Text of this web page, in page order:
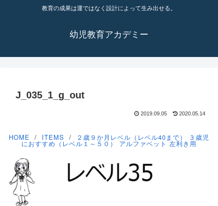
教育の成果は運ではなく設計によって生み出せる。
幼児教育アカデミー
J_035_1_g_out
2019.09.05 2020.05.14
HOME ITEMS ２歳９か月レベル（レベル40まで） ３歳児
におすすめ（レベル１～５０） アルファベット 左利き用